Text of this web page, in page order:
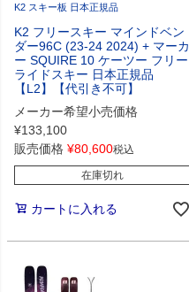
K2 スキー板 日本正規品
K2 フリースキー マインドベン
ダー96C (23-24 2024) + マーカ
ー SQUIRE 10 ケーツー フリー
ライドスキー 日本正規品
【L2】【代引き不可】
メーカー希望小売価格
¥133,100
販売価格 ¥80,600税込
在庫切れ
カートに入れる